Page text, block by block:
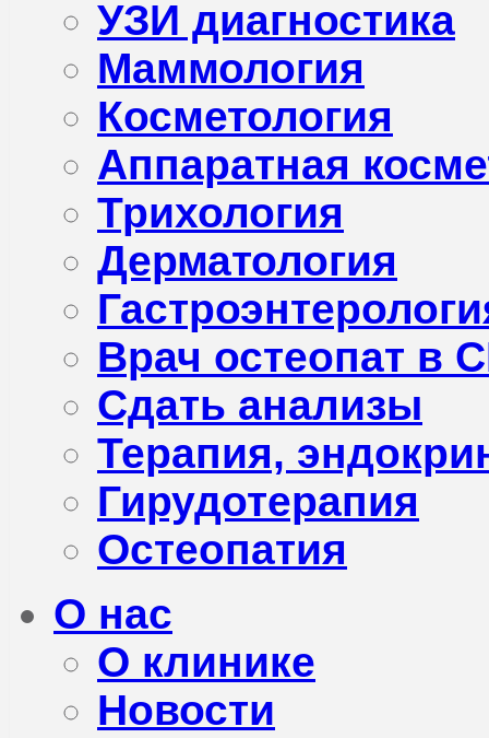
УЗИ диагностика
Маммология
Косметология
Аппаратная
Трихология
Дерматология
Врач остеопат в
Сдать анализы
Терапия,
Гирудотерапия
Остеопатия
О нас
О клинике
Новости